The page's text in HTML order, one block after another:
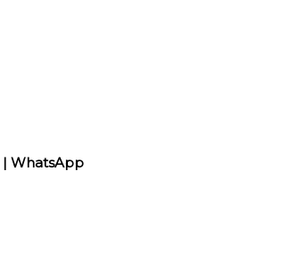
| WhatsApp